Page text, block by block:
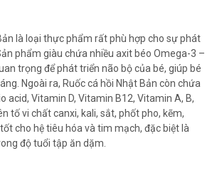
là loại thực phẩm rất phù hợp cho sự phát
phẩm giàu chứa nhiều axit béo Omega-3 –
trọng để phát triển não bộ của bé, giúp bé
Ngoài ra, Ruốc cá hồi Nhật Bản còn chứa
acid, Vitamin D, Vitamin B12, Vitamin A, B,
tố vi chất canxi, kali, sắt, phốt pho, kẽm,
cho hệ tiêu hóa và tim mạch, đặc biệt là
độ tuổi tập ăn dặm.